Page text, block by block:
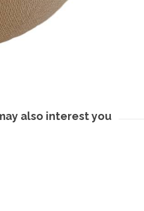
also interest you